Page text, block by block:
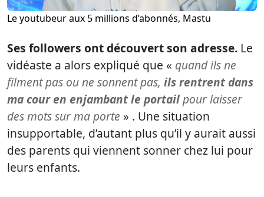
Le youtubeur aux 5 millions d’abonnés, Mastu
Ses followers ont découvert son adresse. Le
vidéaste a alors expliqué que « quand ils ne
filment pas ou ne sonnent pas, ils rentrent dans
ma cour en enjambant le portailpour laisser
des mots sur ma porte » . Une situation
insupportable, d’autant plus qu’il y aurait aussi
des parents qui viennent sonner chez lui pour
leurs enfants.